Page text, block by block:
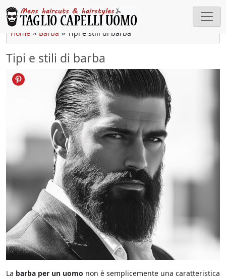
Cerca
Home » Barba » Tipi e stili di barba
Tipi e stili di barba
La barba per un uomo non è semplicemente una caratteristica